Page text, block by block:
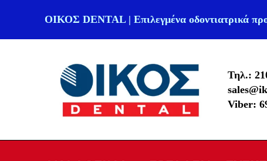
ΟΙΚΟΣ DENTAL | Επιλεγμένα οδοντιατρικά
Τηλ.:
Viber: